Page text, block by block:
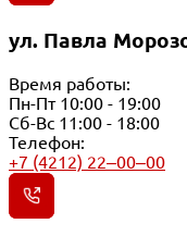
ул. Павла
Время работы:
Пн-Пт 10:00 - 19:00
Сб-Вс 11:00 - 18:00
Телефон:
+7 (4212) 22‒00‒00